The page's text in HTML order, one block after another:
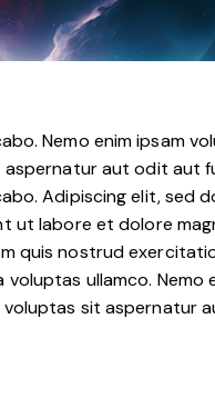
Nemo enim ipsam
aut odit aut
Adipiscing elit, sed
ut labore et dolore
quis nostrud
voluptas ullamco. Nemo
sit aspernatur